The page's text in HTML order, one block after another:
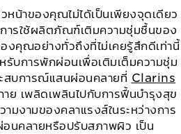
หน้าของคุณไม่ได้เป็นเพียงจุดเดียว
ารใช้ผลิตภัณฑ์เติมความชุ่มชื้นของ
งคุณอย่างทั่วถึงที่ไม่เคยรู้สึกดีเท่านี้
รับการพักผ่อนเพื่อเติมเต็มความชุ่ม
บการณ์แสนผ่อนคลายที่ Clarins
ย เพลิดเพลินไปกับการฟื้นบำรุงสุข
มงามของคลาแรงส์ในระหว่างการ
อนคลายหรือปรับสภาพผิว เป็น